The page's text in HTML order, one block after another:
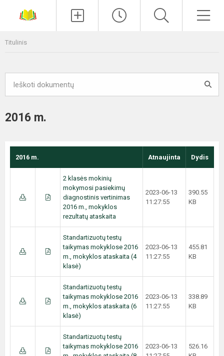
Titulinis
2016 m.
2016 m. Atnaujinta Dydis
2 klasės mokinių
mokymosi pasiekimų
diagnostinis vertinimas
2016 m., mokyklos
rezultatų ataskaita
2023-06-13
11:27:55
390.55
KB
Standartizuotų testų
taikymas mokyklose 2016
m., mokyklos ataskaita (4
klasė)
2023-06-13
11:27:55
455.81
KB
Standartizuotų testų
taikymas mokyklose 2016
m., mokyklos ataskaita (6
klasė)
2023-06-13
11:27:55
338.89
KB
Standartizuotų testų
taikymas mokyklose 2016
2023-06-13
526.16